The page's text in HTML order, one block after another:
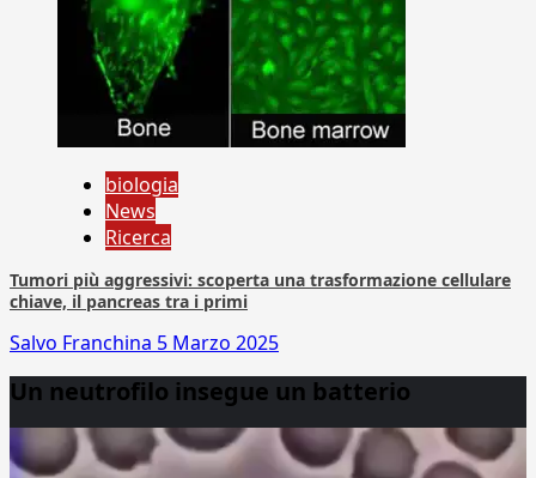
biologia
News
Ricerca
Tumori più aggressivi: scoperta una trasformazione cellulare
chiave, il pancreas tra i primi
Salvo Franchina 5 Marzo 2025
Un neutrofilo insegue un batterio
Player